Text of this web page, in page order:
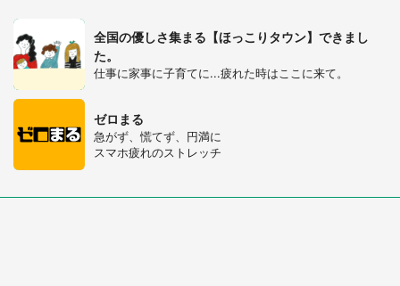
全国の優しさ集まる【ほっこりタウン】できまし
た。
仕事に家事に子育てに...疲れた時はここに来て。
ゼロまる
急がず、慌てず、円満に
スマホ疲れのストレッチ